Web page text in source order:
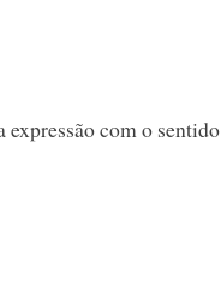
expressão com o sentido